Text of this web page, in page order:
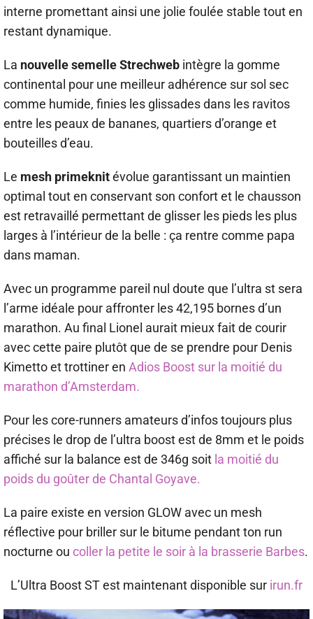
interne promettant ainsi une jolie foulée stable tout en
restant dynamique.
La nouvelle semelle Strechweb intègre la gomme
continental pour une meilleur adhérence sur sol sec
comme humide, finies les glissades dans les ravitos
entre les peaux de bananes, quartiers d’orange et
bouteilles d’eau.
Le mesh primeknitévolue garantissant un maintien
optimal tout en conservant son confort et le chausson
est retravaillé permettant de glisser les pieds les plus
larges à l’intérieur de la belle : ça rentre comme papa
dans maman.
Avec un programme pareil nul doute que l’ultra st sera
l’arme idéale pour affronter les 42,195 bornes d’un
marathon. Au final Lionel aurait mieux fait de courir
avec cette paire plutôt que de se prendre pour Denis
Kimetto et trottiner en Adios Boost sur la moitié du
marathon d’Amsterdam.
Pour les core-runners amateurs d’infos toujours plus
précises le drop de l’ultra boost est de 8mm et le poids
affiché sur la balance est de 346g soit la moitié du
poids du goûter de Chantal Goyave.
La paire existe en version GLOW avec un mesh
réflective pour briller sur le bitume pendant ton run
nocturne ou coller la petite le soir à la brasserie Barbes.
L’Ultra Boost ST est maintenant disponible sur irun.fr